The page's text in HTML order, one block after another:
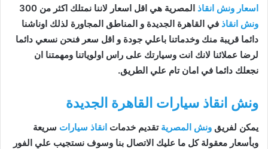
اسعار ونش انقاذ المصرية هي اقل اسعار لاننا نمتلك اكثر من 300
ونش انقاذ في القاهرة الجديدة و المناطق المجاورة لذلك اوناشنا
دائما قريبة منك وخدماتنا باعلي جودة و اقل سعر فنحن نسعي دائما
لرضا عملائنا لانك انت وسيارتك على راس اولوياتنا ومهمتنا ان
نجعلك دائما في امان تام علي الطريق.
ونش انقاذ سيارات القاهرة الجديدة
يمكن لفريق ونش المصرية تقديم خدمات انقاذ سيارات سريعة
وبأسعار معقولة كل ما عليك الاتصال بنا وسوف نستجيب علي الفور